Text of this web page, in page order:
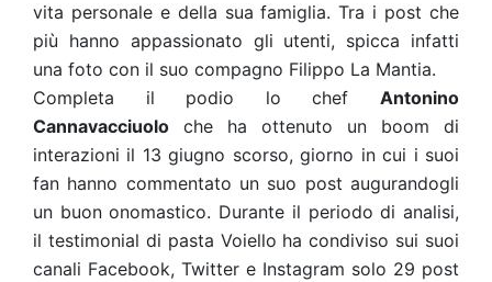
vita personale e della sua famiglia. Tra i post che
più hanno appassionato gli utenti, spicca infatti
una foto con il suo compagno Filippo La Mantia.
Completa il podio lo chef Antonino
Cannavacciuolo che ha ottenuto un boom di
interazioni il 13 giugno scorso, giorno in cui i suoi
fan hanno commentato un suo post augurandogli
un buon onomastico. Durante il periodo di analisi,
il testimonial di pasta Voiello ha condiviso sui suoi
canali Facebook, Twitter e Instagram solo 29 post